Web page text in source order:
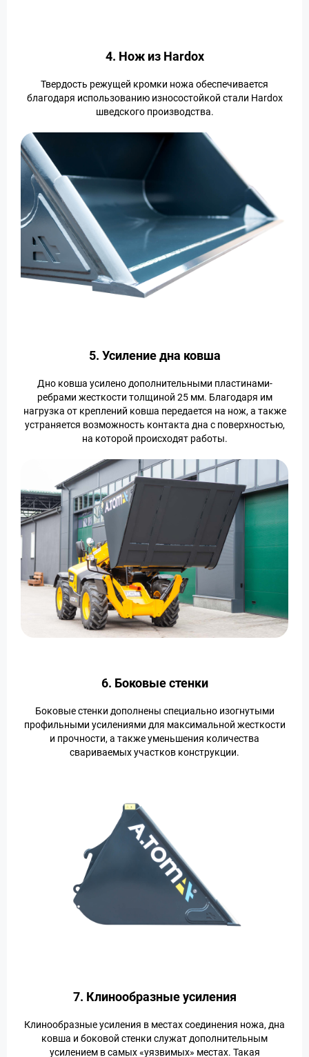
4. Нож из Hardox
Твердость режущей кромки ножа обеспечивается
благодаря использованию износостойкой стали Hardox
шведского производства.
5. Усиление дна ковша
Дно ковша усилено дополнительными пластинами-
ребрами жесткости толщиной 25 мм. Благодаря им
нагрузка от креплений ковша передается на нож, а также
устраняется возможность контакта дна с поверхностью,
на которой происходят работы.
6. Боковые стенки
Боковые стенки дополнены специально изогнутыми
профильными усилениями для максимальной жесткости
и прочности, а также уменьшения количества
свариваемых участков конструкции.
7. Клинообразные усиления
Клинообразные усиления в местах соединения ножа, дна
ковша и боковой стенки служат дополнительным
усилением в самых «уязвимых» местах. Такая